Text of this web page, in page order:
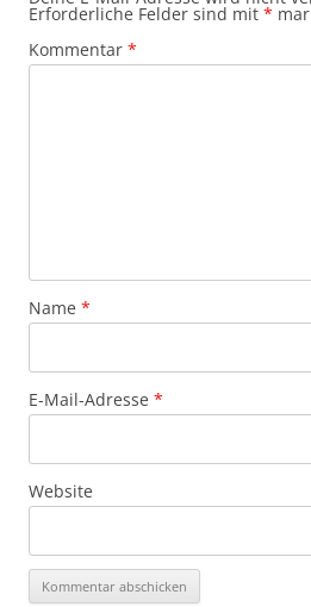
Erforderliche Felder sind mit *
Kommentar *
Name *
E-Mail-Adresse *
Website